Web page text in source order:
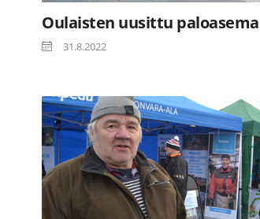
Oulaisten uusittu
31.8.2022